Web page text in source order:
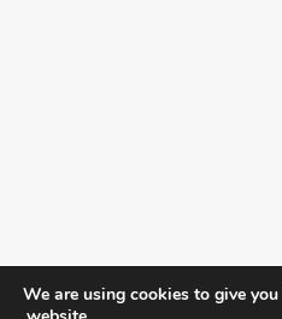
We are using cookies to give